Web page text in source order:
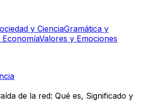
y CienciaGramática y
Valores y Emociones
de la red: Qué es, Significado y